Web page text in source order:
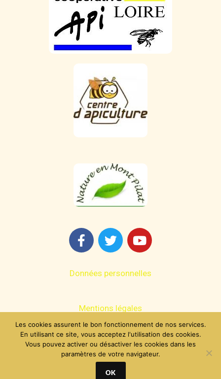
Données personnelles
Mentions légales
Contact
Les cookies assurent le bon fonctionnement de nos services.
En utilisant ce site, vous acceptez l'utilisation des cookies.
Vous pouvez activer ou désactiver les cookies dans les
paramètres de votre navigateur.
OK